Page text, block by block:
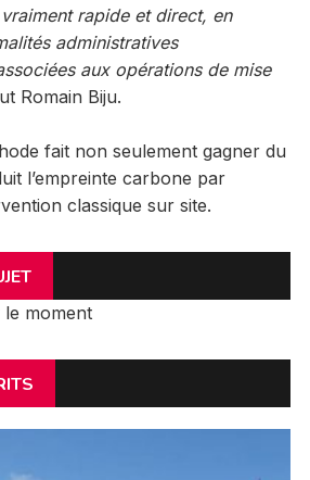
rapide et direct, en
administratives
aux opérations de mise
Romain Biju.
fait non seulement gagner du
l’empreinte carbone par
classique sur site.
moment